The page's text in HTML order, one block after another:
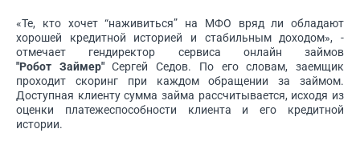
«Те, кто хочет “наживиться” на МФО вряд ли обладают
хорошей кредитной историей и стабильным доходом», -
отмечает гендиректор сервиса онлайн займов
"Робот Займер"Сергей Седов. По его словам, заемщик
проходит скоринг при каждом обращении за займом.
Доступная клиенту сумма займа рассчитывается, исходя из
оценки платежеспособности клиента и его кредитной
истории.